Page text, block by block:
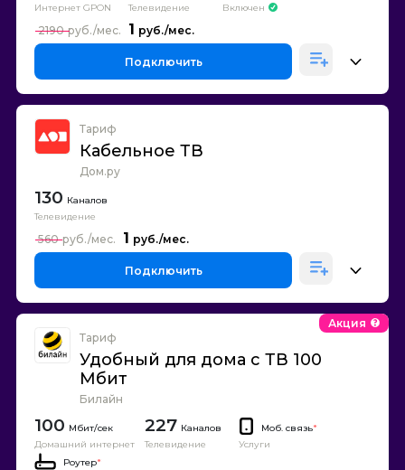
Интернет GPON
Телевидение
Включен
1
2190
Подключить
Тариф
Кабельное ТВ
Дом.ру
130 Каналов
Телевидение
1
560
Подключить
Тариф
Удобный для дома с ТВ 100
Мбит
Билайн
Акция
100
Домашний интернет
227 Каналов
Телевидение
Моб. связь*
Услуги
Роутер*